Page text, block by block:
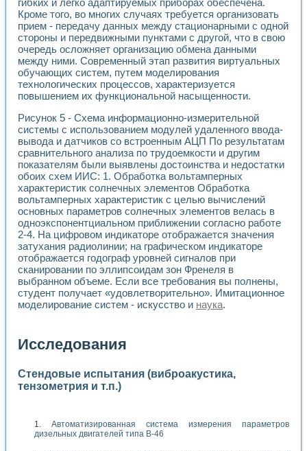
гибких и легко адаптируемых приборах обеспечена.
Кроме того, во многих случаях требуется организовать
прием - передачу данных между стационарными с одной
стороны и передвижными пунктами с другой, что в свою
очередь осложняет организацию обмена данными
между ними. Современный этап развития виртуальных
обучающих систем, путем моделирования
технологических процессов, характеризуется
повышением их функциональной насыщенности.
Рисунок 5 - Схема информационно-измерительной
системы с использованием модулей удаленного ввода-
вывода и датчиков со встроенным АЦП По результатам
сравнительного анализа по трудоемкости и другим
показателям были выявлены достоинства и недостатки
обоих схем ИИС: 1. Обработка вольтамперных
характеристик солнечных элементов Обработка
вольтамперных характеристик с целью вычислений
основных параметров солнечных элементов велась в
одноэкспонентциальном приближении согласно работе
2-4. На цифровом индикаторе отображается значения
затухания радиолинии; на графическом индикаторе
отображается годограф уровней сигналов при
сканировании по эллипсоидам зон Френеля в
выбранном объеме. Если все требования вы полнены,
студент получает «удовлетворительно». Имитационное
моделирование систем - искусство и наука.
Исследования
Стендовые испытания (виброакустика,
тензометрия и т.п.)
Автоматизированная система измерения параметров
дизельных двигателей типа В-46